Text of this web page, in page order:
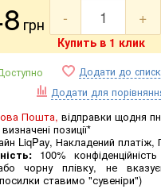
грн - +
Купить в 1 клик
Додати до
Додати для
Пошта, відправки щодня
позиції*
LiqPay, Накладений
100%
чорну плівку, не
ставимо "сувеніри")